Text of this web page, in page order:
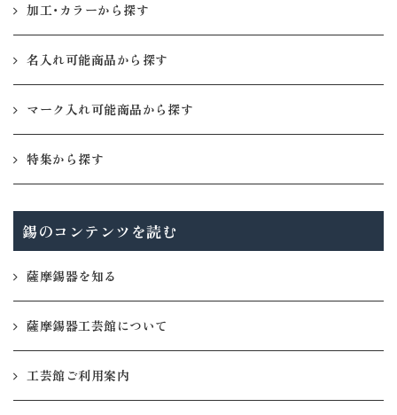
加工・カラーから探す
名入れ可能商品から探す
マーク入れ可能商品から探す
特集から探す
錫のコンテンツを読む
薩摩錫器を知る
薩摩錫器工芸館について
工芸館ご利用案内